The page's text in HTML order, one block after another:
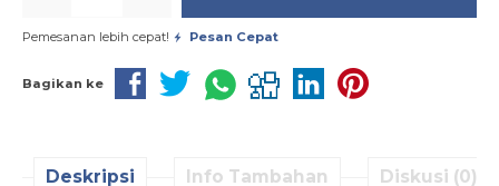
Pemesanan lebih cepat! Pesan Cepat
Bagikan ke
Deskripsi Info Tambahan Diskusi (0)